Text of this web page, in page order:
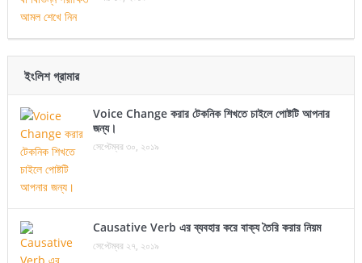
ইংলিশ গ্রামার
Voice Change করার টেকনিক শিখতে চাইলে পোষ্টটি আপনার
জন্য।
সেপ্টেম্বর ৩০, ২০১৯
Causative Verb এর ব্যবহার করে বাক্য তৈরি করার নিয়ম
সেপ্টেম্বর ২৭, ২০১৯